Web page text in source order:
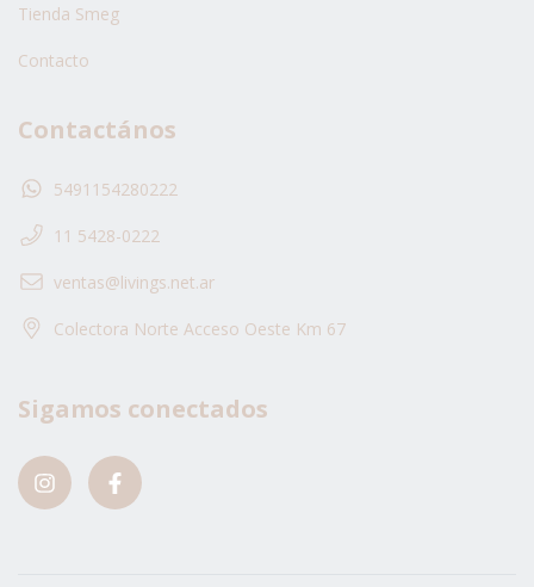
Tienda Smeg
Contacto
Contactános
5491154280222
11 5428-0222
ventas@livings.net.ar
Colectora Norte Acceso Oeste Km 67
Sigamos conectados